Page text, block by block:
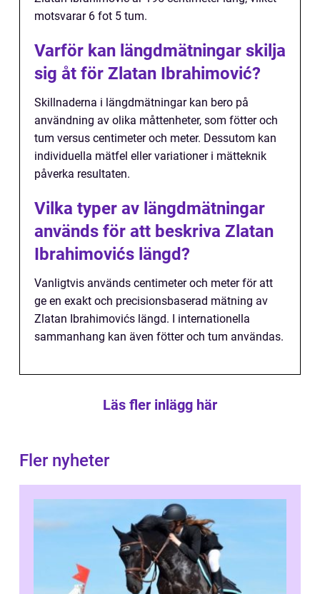
motsvarar 6 fot 5 tum.
Varför kan längdmätningar skilja
sig åt för Zlatan Ibrahimović?
Skillnaderna i längdmätningar kan bero på
användning av olika måttenheter, som fötter och
tum versus centimeter och meter. Dessutom kan
individuella mätfel eller variationer i mätteknik
påverka resultaten.
Vilka typer av längdmätningar
används för att beskriva Zlatan
Ibrahimovićs längd?
Vanligtvis används centimeter och meter för att
ge en exakt och precisionsbaserad mätning av
Zlatan Ibrahimovićs längd. I internationella
sammanhang kan även fötter och tum användas.
Läs fler inlägg här
Fler nyheter